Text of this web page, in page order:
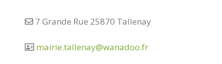
7 Grande Rue 25870 Tallenay
mairie.tallenay@wanadoo.fr